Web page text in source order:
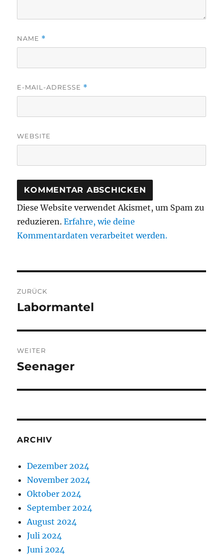
NAME *
E-MAIL-ADRESSE *
WEBSITE
Diese Website verwendet Akismet, um Spam zu
reduzieren.Erfahre, wie deine
Kommentardaten verarbeitet werden.
ZURÜCK
Vorheriger
Labormantel
WEITER
Nächster
Seenager
ARCHIV
Dezember 2024
November 2024
Oktober 2024
September 2024
August 2024
Juli 2024
Juni 2024